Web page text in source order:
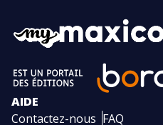
AIDE
Contactez-nous FAQ